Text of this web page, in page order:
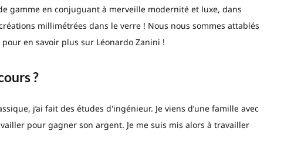
gamme en conjuguant à merveille modernité et luxe, dans
millimétrées dans le verre ! Nous nous sommes attablés
en savoir plus sur Léonardo Zanini !
?
j’ai fait des études d'ingénieur. Je viens d’une famille avec
pour gagner son argent. Je me suis mis alors à travailler